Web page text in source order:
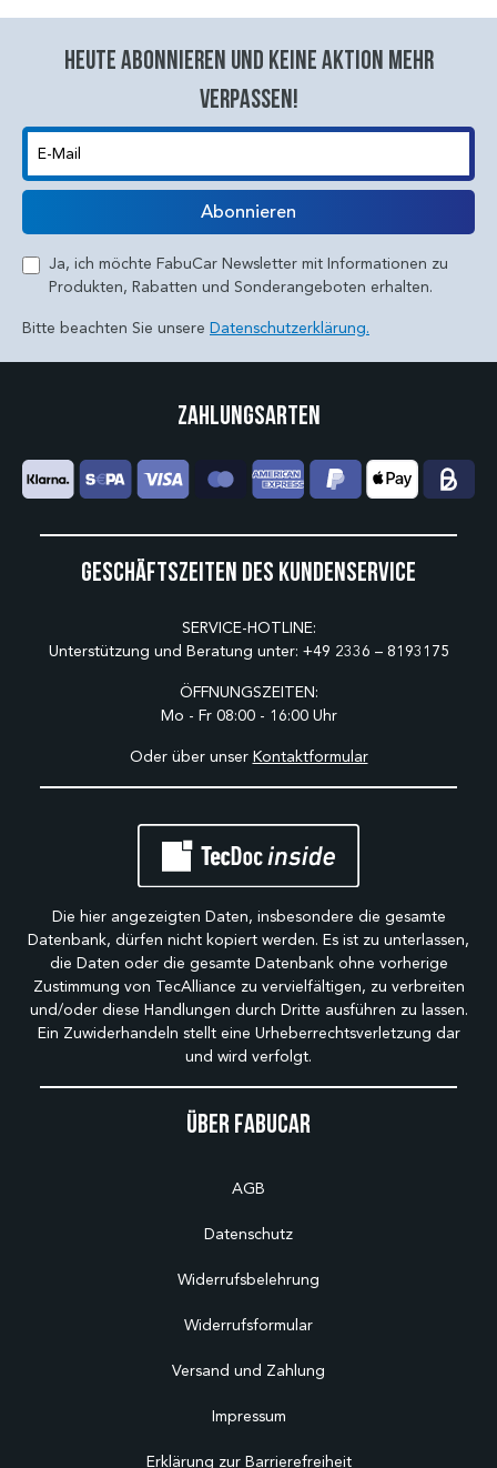
Heute abonnieren und keine aktion mehr
verpassen!
E-Mail
Abonnieren
Ja, ich möchte FabuCar Newsletter mit Informationen zu
Produkten, Rabatten und Sonderangeboten erhalten.
Bitte beachten Sie unsere Datenschutzerklärung.
Über Fabucar
AGB
Datenschutz
Widerrufsbelehrung
Widerrufsformular
Versand und Zahlung
Impressum
Erklärung zur Barrierefreiheit
Geschäftszeiten des Kundenservice
SERVICE-HOTLINE:
Unterstützung und Beratung unter: +49 2336 – 8193175
ÖFFNUNGSZEITEN:
Mo - Fr 08:00 - 16:00 Uhr
Oder über unser Kontaktformular
Zahlungsarten
Die hier angezeigten Daten, insbesondere die gesamte
Datenbank, dürfen nicht kopiert werden. Es ist zu unterlassen,
die Daten oder die gesamte Datenbank ohne vorherige
Zustimmung von TecAlliance zu vervielfältigen, zu verbreiten
und/oder diese Handlungen durch Dritte ausführen zu lassen.
Ein Zuwiderhandeln stellt eine Urheberrechtsverletzung dar
und wird verfolgt.